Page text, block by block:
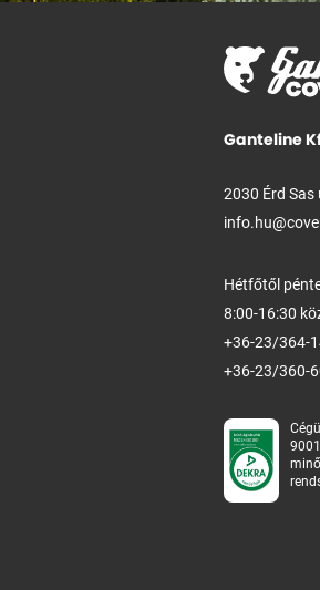
Ganteline
2030 Érd Sas
Hétfőtől
8:00-16:30
+36-23/364-
+36-23/360-